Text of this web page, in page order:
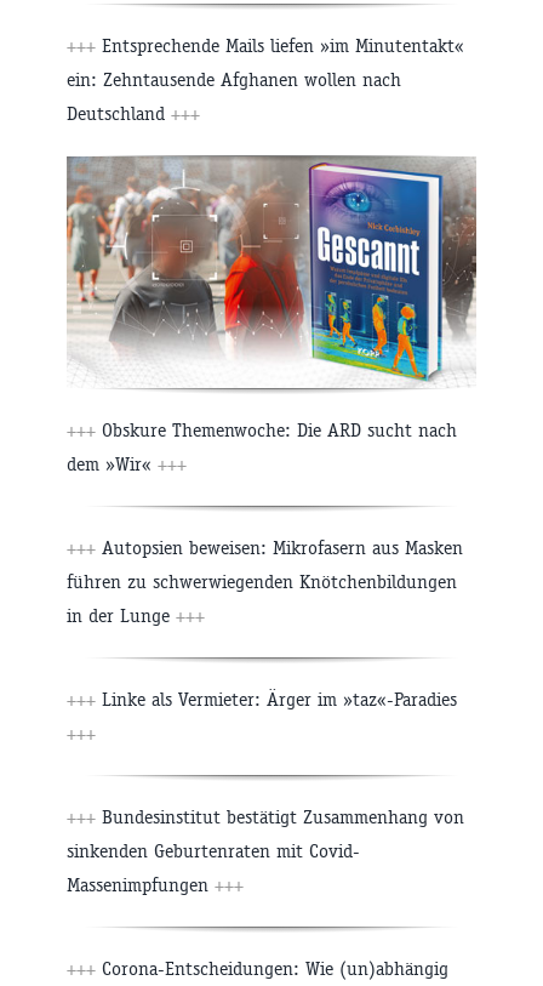
+++ Entsprechende Mails liefen »im Minutentakt«
ein: Zehntausende Afghanen wollen nach
Deutschland +++
+++ Obskure Themenwoche: Die ARD sucht nach
dem »Wir« +++
+++ Autopsien beweisen: Mikrofasern aus Masken
führen zu schwerwiegenden Knötchenbildungen
in der Lunge +++
+++ Linke als Vermieter: Ärger im »taz«-Paradies
+++
+++ Bundesinstitut bestätigt Zusammenhang von
sinkenden Geburtenraten mit Covid-
Massenimpfungen +++
+++ Corona-Entscheidungen: Wie (un)abhängig